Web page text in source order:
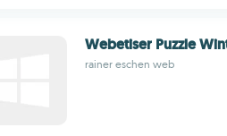
Webetiser Puzzle
rainer eschen web